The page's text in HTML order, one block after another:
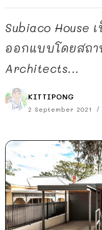
Subiaco House
ออกแบบโดยสถา
Architects...
KITTIPONG
2 September 2021